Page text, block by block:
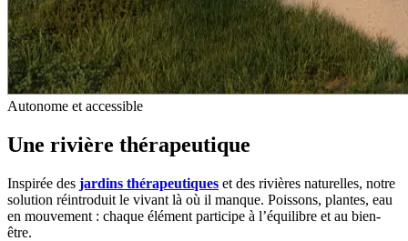
Autonome et accessible
Une rivière thérapeutique
Inspirée des jardins thérapeutiques et des rivières naturelles, notre
solution réintroduit le vivant là où il manque. Poissons, plantes, eau
en mouvement : chaque élément participe à l’équilibre et au bien-
être.